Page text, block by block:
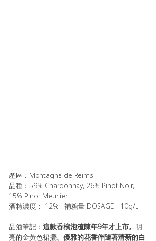
產區：Montagne de Reims
品種：59% Chardonnay, 26% Pinot Noir,
15% Pinot Meunier
酒精濃度： 12%   補糖量 DOSAGE：10g/L
品酒筆記： 這款香檳泡渣陳年9年才上市。 明
亮的金黃色裙擺。 優雅的花香伴隨著清新的白